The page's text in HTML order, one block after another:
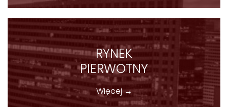
RYNEK
PIERWOTNY
Więcej →